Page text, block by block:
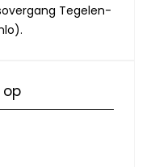
Tegelen-